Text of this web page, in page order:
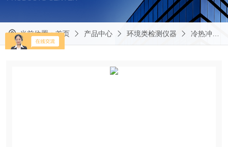
当前位置：首页 产品中心 环境类检测仪器 冷热冲击试验箱